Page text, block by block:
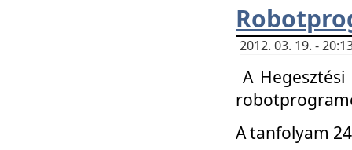
2012. 03. 19. -
A
A tanfolyam